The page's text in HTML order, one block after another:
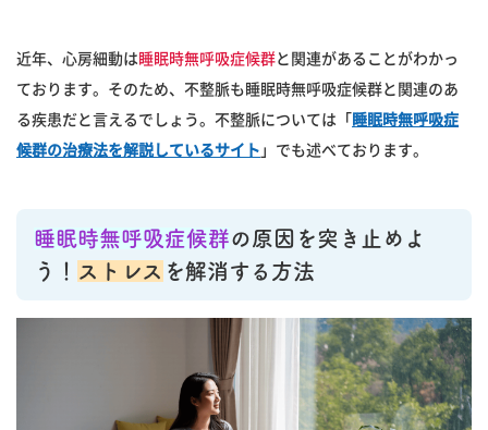
近年、心房細動は 睡眠時無呼吸症候群と関連があることがわかっ
ております。そのため、不整脈も睡眠時無呼吸症候群と関連のあ
る疾患だと言えるでしょう。不整脈については「 睡眠時無呼吸症
候群の治療法を解説しているサイト 」でも述べております。
睡眠時無呼吸症候群の原因を突き止めよ
う！ ストレス を解消する方法